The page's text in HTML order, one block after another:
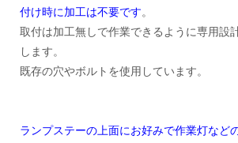
付け時に加工は不要です。
取付は加工無しで作業できるように専用設
します。
既存の穴やボルトを使用しています。
ランプステーの上面にお好みで作業灯など